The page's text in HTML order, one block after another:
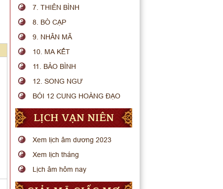
7. THIÊN BÌNH
8. BÒ CẠP
9. NHÂN MÃ
10. MA KẾT
11. BẢO BÌNH
12. SONG NGƯ
BÓI 12 CUNG HOÀNG ĐẠO
LỊCH VẠN NIÊN
Xem lịch âm dương 2023
Xem lịch tháng
Lịch âm hôm nay